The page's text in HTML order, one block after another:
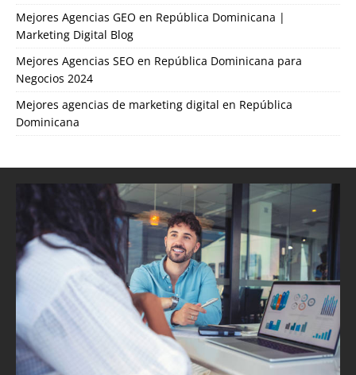
Mejores Agencias GEO en República Dominicana |
Marketing Digital Blog
Mejores Agencias SEO en República Dominicana para
Negocios 2024
Mejores agencias de marketing digital en República
Dominicana